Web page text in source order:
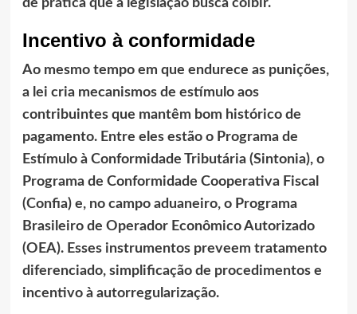
de prática que a legislação busca coibir.
Incentivo à conformidade
Ao mesmo tempo em que endurece as punições,
a lei cria mecanismos de estímulo aos
contribuintes que mantêm bom histórico de
pagamento. Entre eles estão o Programa de
Estímulo à Conformidade Tributária (Sintonia), o
Programa de Conformidade Cooperativa Fiscal
(Confia) e, no campo aduaneiro, o Programa
Brasileiro de Operador Econômico Autorizado
(OEA). Esses instrumentos preveem tratamento
diferenciado, simplificação de procedimentos e
incentivo à autorregularização.